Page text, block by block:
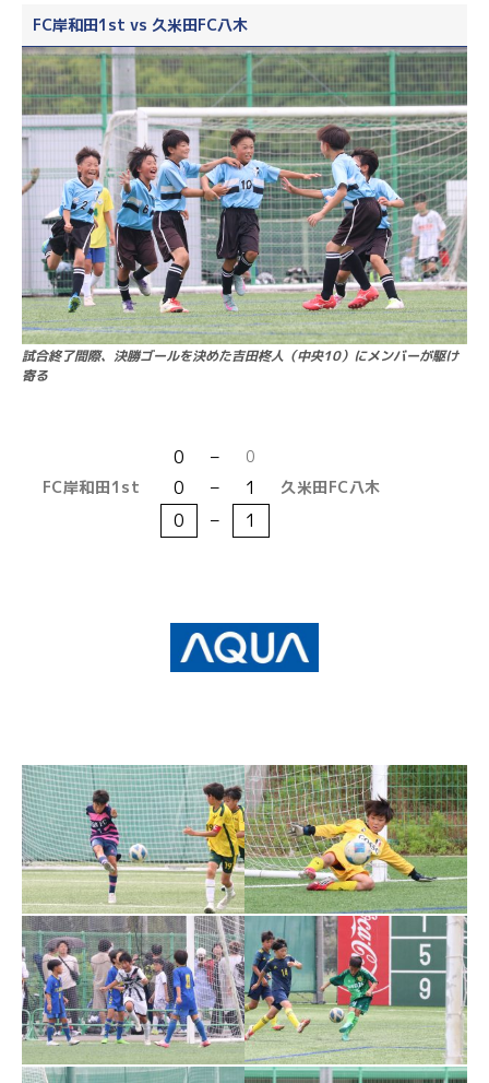
FC岸和田1st vs 久米田FC八木
試合終了間際、決勝ゴールを決めた吉田柊人（中央10）にメンバーが駆け
寄る
0 –
0
FC岸和田1st
0 – 1 久米田FC八木
0 – 1